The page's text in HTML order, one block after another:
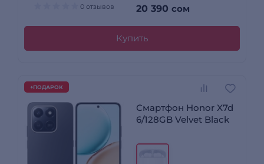
0 отзывов 20 390 сом
Купить
+ПОДАРОК
Смартфон Honor X7d
6/128GB Velvet Black